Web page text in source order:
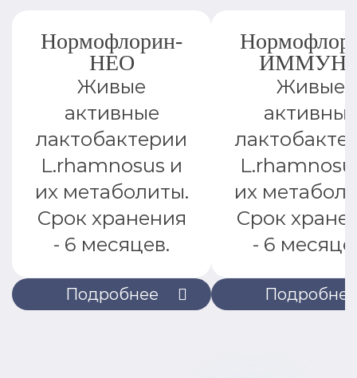
Подробнее
Нормофлорин-
НЕО
Живые
активные
лактобактерии
L.rhamnosus и
их метаболиты.
Срок хранения
- 6 месяцев.
Подробнее
Живые
их
Срок
- 6